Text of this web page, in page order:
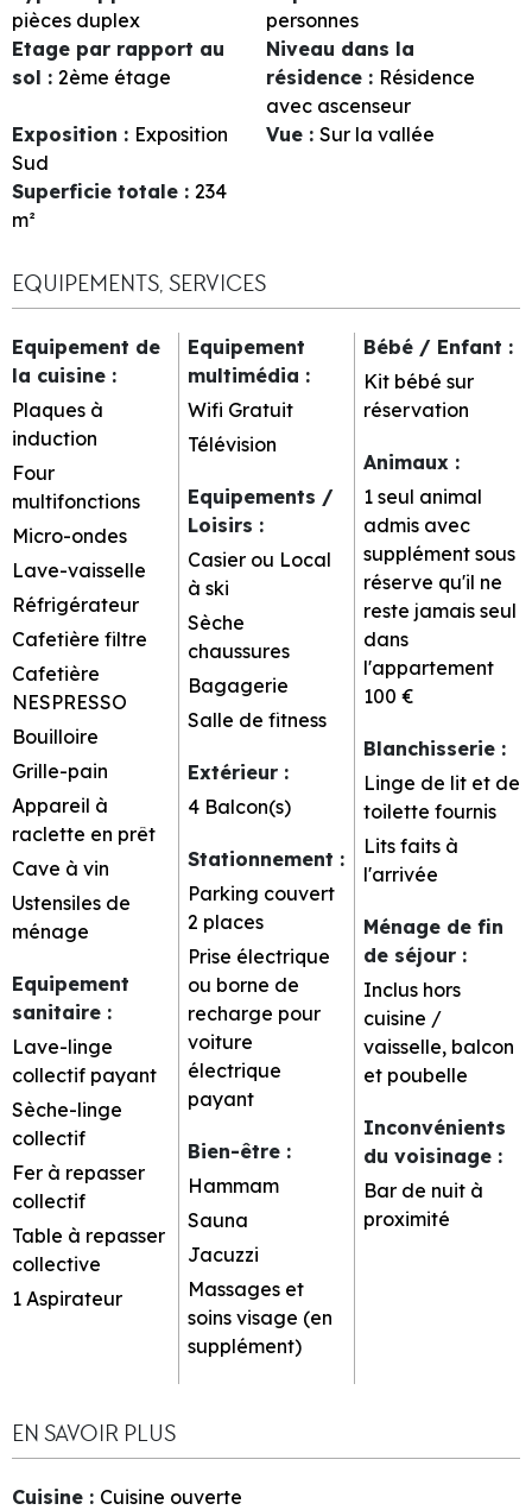
pièces duplex
personnes
Etage par rapport au
sol : 2ème étage
Niveau dans la
résidence : Résidence
avec ascenseur
Exposition : Exposition
Sud
Vue : Sur la vallée
Superficie totale : 234
m²
EQUIPEMENTS, SERVICES
Equipement de
la cuisine :
Plaques à
induction
Four
multifonctions
Micro-ondes
Lave-vaisselle
Réfrigérateur
Cafetière filtre
Cafetière
NESPRESSO
Bouilloire
Grille-pain
Appareil à
raclette en prêt
Cave à vin
Ustensiles de
ménage
Equipement
sanitaire :
Lave-linge
collectif payant
Sèche-linge
collectif
Fer à repasser
collectif
Table à repasser
collective
1 Aspirateur
Equipement
multimédia :
Wifi Gratuit
Télévision
Equipements /
Loisirs :
Casier ou Local
à ski
Sèche
chaussures
Bagagerie
Salle de fitness
Extérieur :
4 Balcon(s)
Stationnement :
Parking couvert
2 places
Prise électrique
ou borne de
recharge pour
voiture
électrique
payant
Bien-être :
Hammam
Sauna
Jacuzzi
Massages et
soins visage (en
supplément)
Bébé / Enfant :
Kit bébé sur
réservation
Animaux :
1 seul animal
admis avec
supplément sous
réserve qu'il ne
reste jamais seul
dans
l'appartement
100 €
Blanchisserie :
Linge de lit et de
toilette fournis
Lits faits à
l'arrivée
Ménage de fin
de séjour :
Inclus hors
cuisine /
vaisselle, balcon
et poubelle
Inconvénients
du voisinage :
Bar de nuit à
proximité
EN SAVOIR PLUS
Cuisine : Cuisine ouverte